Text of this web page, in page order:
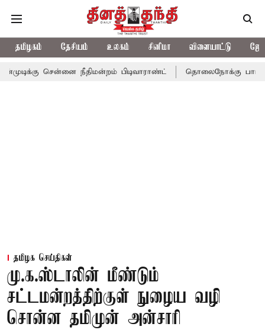
தமிழகம் தேசியம் உலகம் சினிமா விளையாட்டு
நீதிமன்றம் பிடிவாராண்ட் தொலைநோக்கு பார்வையுடன்
தமிழக செய்திகள்
மு.க.ஸ்டாலின் மீண்டும்
சட்டமன்றத்திற்குள் நுழைய வழி
சொன்ன தமிமுன் அன்சாரி